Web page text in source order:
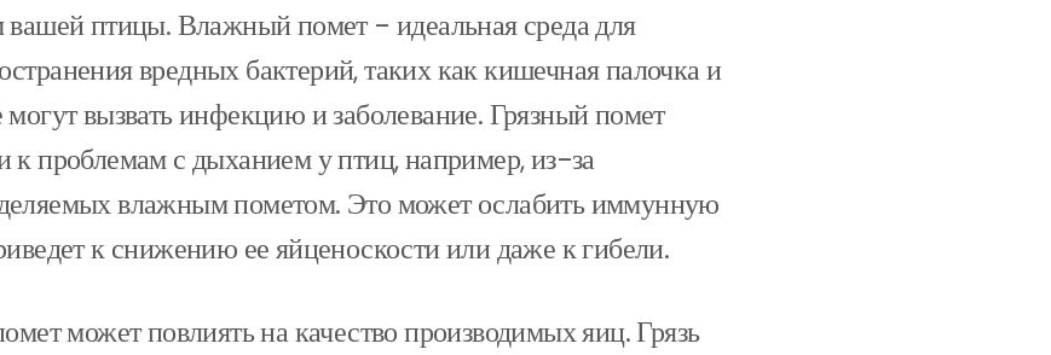
вашей птицы. Влажный помет - идеальная среда для
вредных бактерий, таких как кишечная палочка и
могут вызвать инфекцию и заболевание. Грязный помет
к проблемам с дыханием у птиц, например, из-за
влажным пометом. Это может ослабить иммунную
к снижению ее яйценоскости или даже к гибели.
может повлиять на качество производимых яиц. Грязь